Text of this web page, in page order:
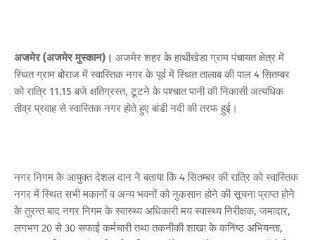
अजमेर (अजमेर मुस्कान)। अजमेर शहर के हाथीखेडा ग्राम पंचायत क्षेत्र में
स्थित ग्राम बोराज में स्वास्तिक नगर के पूर्व में स्थित तालाब की पाल 4 सितम्बर
को रात्रि 11.15 बजे क्षतिग्रस्त, टूटने के पश्चात पानी की निकासी अत्यधिक
तीव्र प्रवाह से स्वास्तिक नगर होते हुए बांडी नदी की तरफ हुई।
नगर निगम के आयुक्त देशल दान ने बताया कि 4 सितम्बर की रात्रि को स्वास्तिक
नगर में स्थित सभी मकानों व अन्य भवनों को नुकसान होने की सूचना प्राप्त होने
के तुरन्त बाद नगर निगम के स्वास्थ्य अधिकारी मय स्वास्थ्य निरीक्षक, जमादार,
लगभग 20 से 30 सफाई कर्मचारी तथा तकनीकी शाखा के कनिष्ठ अभियन्ता,